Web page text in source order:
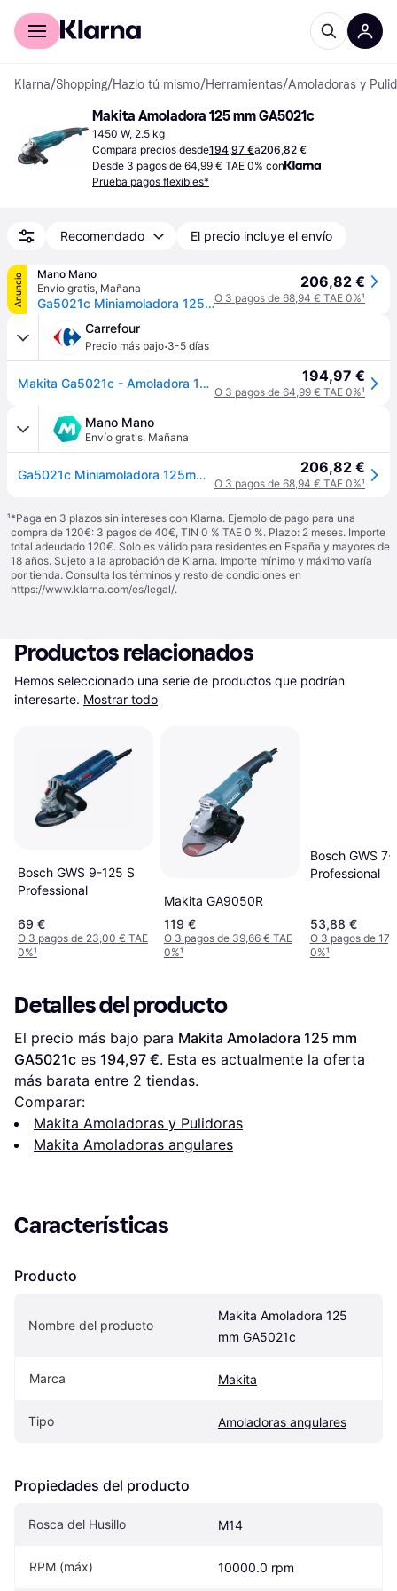
Comprar con Klarna
Klarna/Shopping/Hazlo tú mismo/Herramientas/Amoladoras y
Makita Amoladora 125 mm GA5021c
1450 W, 2.5 kg
Compara precios desde194,97 €a206,82 €
Desde 3 pagos de 64,99 € TAE 0% con
Prueba pagos flexibles*
Recomendado El precio incluye el envío
Anuncio
Mano Mano
Envío gratis, Mañana
Ga5021c Miniamoladora 125mm 1450w - Makita
206,82 €
O 3 pagos de 68,94 € TAE 0%¹
Carrefour
Precio más bajo·3-5 días
Makita Ga5021c - Amoladora 125mm 1.450w 194,97 €
O 3 pagos de 64,99 € TAE 0%¹
Mano Mano
Envío gratis, Mañana
Ga5021c Miniamoladora 125mm 1450w - Makita 206,82 €
O 3 pagos de 68,94 € TAE 0%¹
¹*Paga en 3 plazos sin intereses con Klarna. Ejemplo de pago para una
compra de 120€: 3 pagos de 40€, TIN 0 % TAE 0 %. Plazo: 2 meses. Importe
total adeudado 120€. Solo es válido para residentes en España y mayores de
18 años. Sujeto a la aprobación de Klarna. Importe mínimo y máximo varía
por tienda. Consulta los términos y resto de condiciones en
https://www.klarna.com/es/legal/.
Productos relacionados
Hemos seleccionado una serie de productos que podrían
interesarte. Mostrar todo
Bosch GWS 9-125 S
Professional
69 €
O 3 pagos de 23,00 € TAE
0%¹
Makita GA9050R
119 €
O 3 pagos de 39,66 € TAE
0%¹
Bosch GWS 7-
Professional
53,88 €
O 3 pagos de
0%¹
Detalles del producto
El precio más bajo para Makita Amoladora 125 mm
GA5021c es 194,97 €. Esta es actualmente la oferta
más barata entre 2 tiendas.
Comparar:
Makita Amoladoras y Pulidoras
Makita Amoladoras angulares
Características
Producto
Nombre del producto
Makita Amoladora 125
mm GA5021c
Marca Makita
Tipo Amoladoras angulares
Propiedades del producto
Rosca del Husillo M14
RPM (máx) 10000.0 rpm